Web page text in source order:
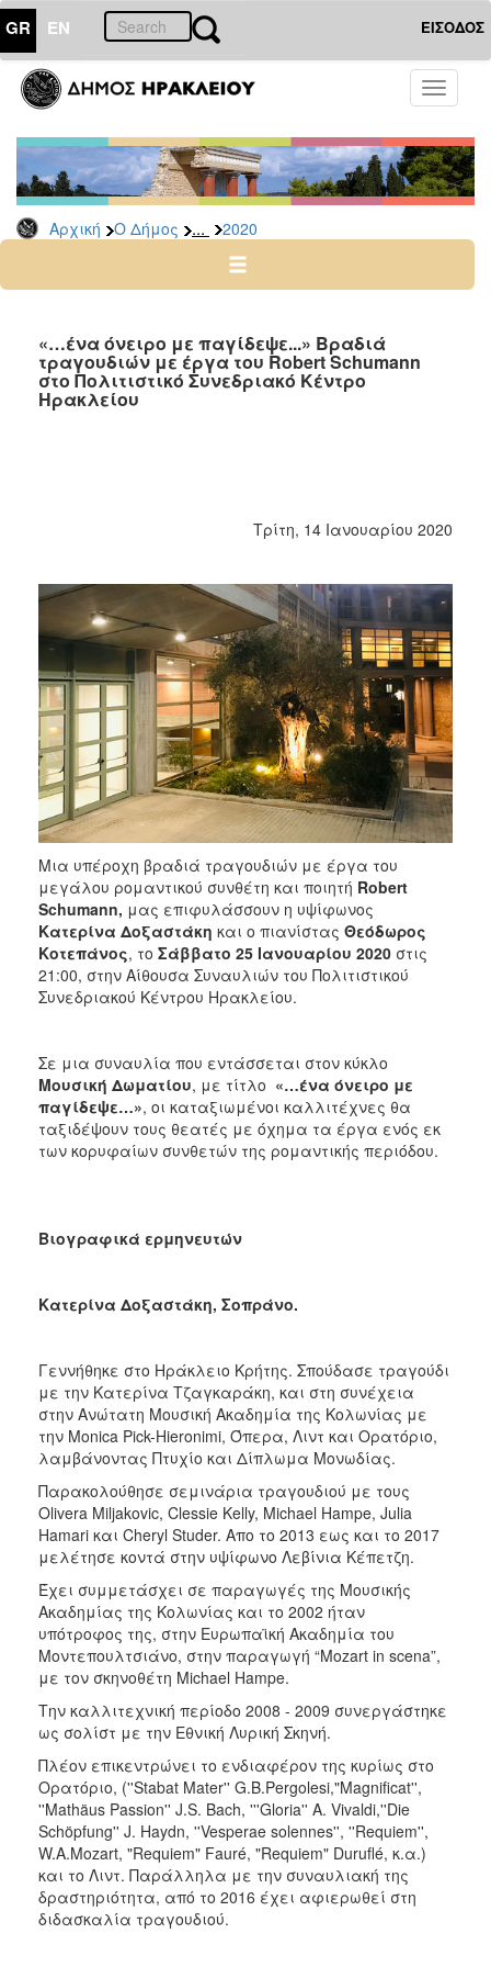
GR EN ΕΙΣΟΔΟΣ
Toggle
Αρχική Ο Δήμος ... 2020
ΔΗΜΟΣ
Δελτία
Τύπου
Αρχείο
2026
2024
2022
2021
2015
2013
2011
2006
ΤΟΠΟΣ
ΠΟΛΙΤΙΣΜΟΣ
ΑΝΘΕΚΤΙΚΗ
«…ένα όνειρο με παγίδεψε...» Βραδιά
τραγουδιών με έργα του Robert Schumann
στο Πολιτιστικό Συνεδριακό Κέντρο
Ηρακλείου
Τρίτη, 14 Ιανουαρίου 2020
Μια υπέροχη βραδιά τραγουδιών με έργα του
μεγάλου ρομαντικού συνθέτη και ποιητή Robert
Schumann, μας επιφυλάσσουν η υψίφωνος
Κατερίνα Δοξαστάκη και ο πιανίστας Θεόδωρος
Κοτεπάνος, το Σάββατο 25 Ιανουαρίου 2020 στις
21:00, στην Αίθουσα Συναυλιών του Πολιτιστικού
Συνεδριακού Κέντρου Ηρακλείου.
Σε μια συναυλία που εντάσσεται στον κύκλο
Μουσική Δωματίου, με τίτλο «…ένα όνειρο με
παγίδεψε…», οι καταξιωμένοι καλλιτέχνες θα
ταξιδέψουν τους θεατές με όχημα τα έργα ενός εκ
των κορυφαίων συνθετών της ρομαντικής περιόδου.
Βιογραφικά ερμηνευτών
Κατερίνα Δοξαστάκη, Σοπράνο.
Γεννήθηκε στο Ηράκλειο Κρήτης. Σπούδασε τραγούδι
με την Κατερίνα Τζαγκαράκη, και στη συνέχεια
στην Ανώτατη Μουσική Ακαδημία της Κολωνίας με
την Monica Pick-Hieronimi, Όπερα, Λιντ και Ορατόριο,
λαμβάνοντας Πτυχίο και Δίπλωμα Μονωδίας.
Παρακολούθησε σεμινάρια τραγουδιού με τους
Olivera Miljakovic, Clessie Kelly, Michael Hampe, Julia
Hamari και Cheryl Studer. Απο το 2013 εως και το 2017
μελέτησε κοντά στην υψίφωνο Λεβίνια Κέπετζη.
Έχει συμμετάσχει σε παραγωγές της Μουσικής
Ακαδημίας της Κολωνίας και το 2002 ήταν
υπότροφος της, στην Ευρωπαϊκή Ακαδημία του
Μοντεπουλτσιάνο, στην παραγωγή “Μozart in scena”,
με τον σκηνοθέτη Μichael Hampe.
Την καλλιτεχνική περίοδο 2008 - 2009 συνεργάστηκε
ως σολίστ με την Εθνική Λυρική Σκηνή.
Πλέον επικεντρώνει το ενδιαφέρον της κυρίως στο
Ορατόριο, (''Stabat Mater'' G.B.Pergolesi,"Μagnificat'',
''Mathäus Passion'' J.S. Bach, '''Gloria'' A. Vivaldi,''Die
Schöpfung'' J. Haydn, ''Vesperae solennes'', ''Requiem'',
W.A.Mozart, "Requiem" Fauré, "Requiem" Duruflé, κ.α.)
και το Λιντ. Παράλληλα με την συναυλιακή της
δραστηριότητα, από το 2016 έχει αφιερωθεί στη
διδασκαλία τραγουδιού.